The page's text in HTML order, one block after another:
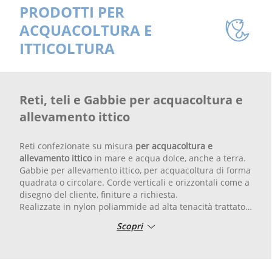
PRODOTTI PER
ACQUACOLTURA E
ITTICOLTURA
Reti, teli e Gabbie per acquacoltura e
allevamento ittico
Reti confezionate su misura per acquacoltura e
allevamento itticoin mare e acqua dolce, anche a terra.
Gabbie per allevamento ittico, per acquacoltura di forma
quadrata o circolare. Corde verticali e orizzontali come a
disegno del cliente, finiture a richiesta.
Realizzate in nylon poliammide ad alta tenacità trattato
Scopri